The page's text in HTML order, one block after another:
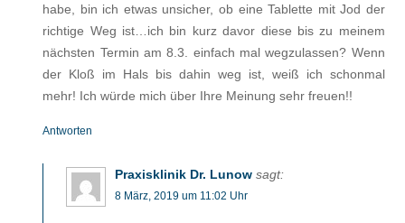
habe, bin ich etwas unsicher, ob eine Tablette mit Jod der
richtige Weg ist…ich bin kurz davor diese bis zu meinem
nächsten Termin am 8.3. einfach mal wegzulassen? Wenn
der Kloß im Hals bis dahin weg ist, weiß ich schonmal
mehr! Ich würde mich über Ihre Meinung sehr freuen!!
Antworten
Praxisklinik Dr. Lunow sagt:
8 März, 2019 um 11:02 Uhr